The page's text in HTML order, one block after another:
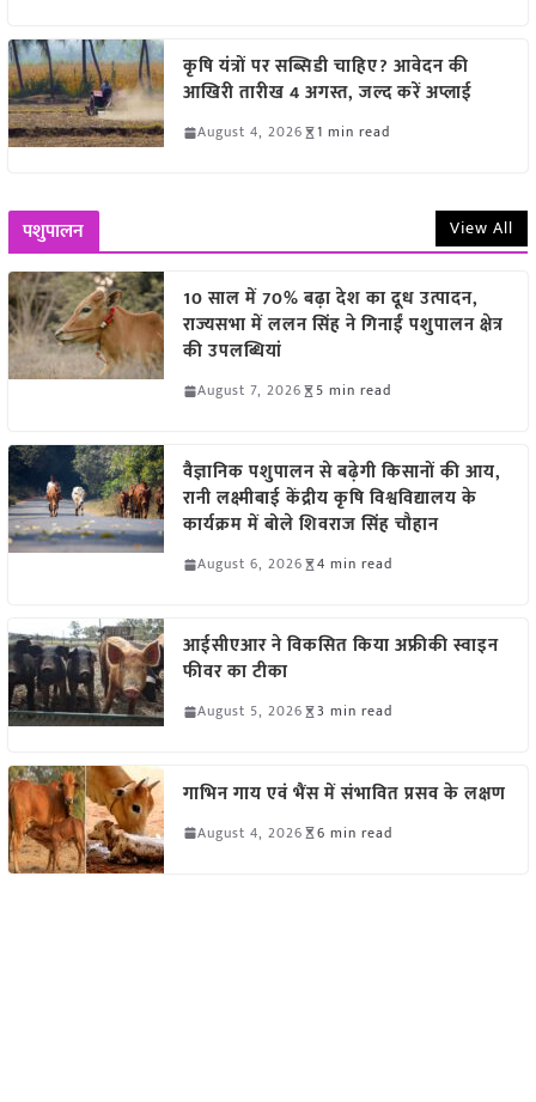
कृषि यंत्रों पर सब्सिडी चाहिए? आवेदन की
आखिरी तारीख 4 अगस्त, जल्द करें अप्लाई
August 4, 2026 1 min read
पशुपालन View All
10 साल में 70% बढ़ा देश का दूध उत्पादन,
राज्यसभा में ललन सिंह ने गिनाईं पशुपालन क्षेत्र
की उपलब्धियां
August 7, 2026 5 min read
वैज्ञानिक पशुपालन से बढ़ेगी किसानों की आय,
रानी लक्ष्मीबाई केंद्रीय कृषि विश्वविद्यालय के
कार्यक्रम में बोले शिवराज सिंह चौहान
August 6, 2026 4 min read
आईसीएआर ने विकसित किया अफ्रीकी स्वाइन
फीवर का टीका
August 5, 2026 3 min read
गाभिन गाय एवं भैंस में संभावित प्रसव के लक्षण
August 4, 2026 6 min read